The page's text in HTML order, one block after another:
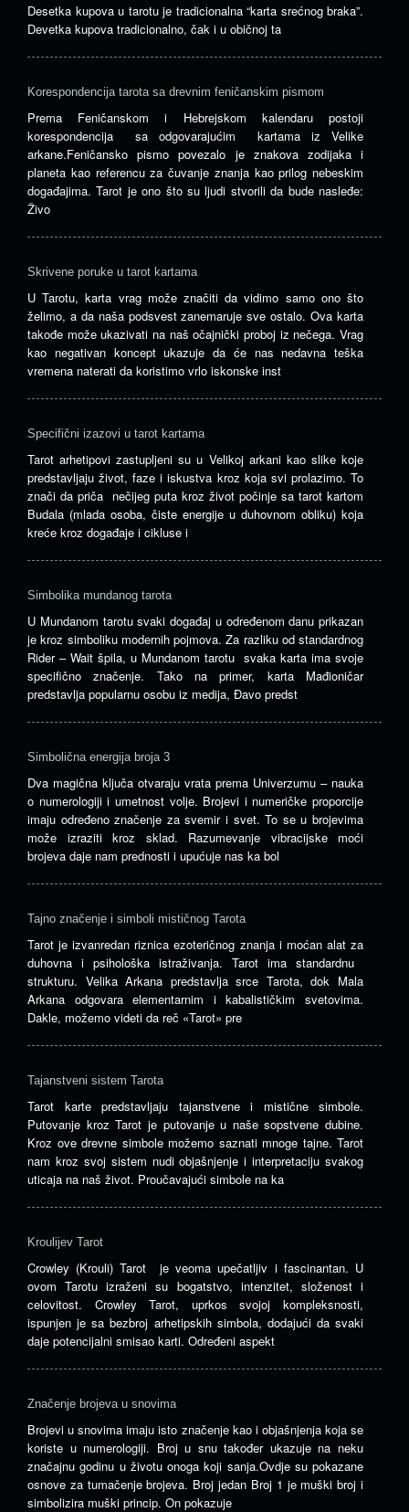
Desetka kupova u tarotu je tradicionalna “karta srećnog braka”.
Devetka kupova tradicionalno, čak i u običnoj ta
Korespondencija tarota sa drevnim feničanskim pismom
Prema Feničanskom i Hebrejskom kalendaru postoji
korespondencija sa odgovarajućim kartama iz Velike
arkane.Feničansko pismo povezalo je znakova zodijaka i
planeta kao referencu za čuvanje znanja kao prilog nebeskim
događajima. Tarot je ono što su ljudi stvorili da bude nasleđe:
Živo
Skrivene poruke u tarot kartama
U Tarotu, karta vrag može značiti da vidimo samo ono što
želimo, a da naša podsvest zanemaruje sve ostalo. Ova karta
takođe može ukazivati ​​na naš očajnički proboj iz nečega. Vrag
kao negativan koncept ukazuje ​​da će nas nedavna teška
vremena naterati da koristimo vrlo iskonske inst
Specifični izazovi u tarot kartama
Tarot arhetipovi zastupljeni su u Velikoj arkani kao slike koje
predstavljaju život, faze i iskustva kroz koja svi prolazimo. To
znači da priča nečijeg puta kroz život počinje sa tarot kartom
Budala (mlada osoba, čiste energije u duhovnom obliku) koja
kreće kroz događaje i cikluse i
Simbolika mundanog tarota
U Mundanom tarotu svaki događaj u određenom danu prikazan
je kroz simboliku modernih pojmova. Za razliku od standardnog
Rider – Wait špila, u Mundanom tarotu svaka karta ima svoje
specifično značenje. Tako na primer, karta Mađioničar
predstavlja popularnu osobu iz medija, Đavo predst
Simbolična energija broja 3
Dva magična ključa otvaraju vrata prema Univerzumu – nauka
o numerologiji i umetnost volje. Brojevi i numeričke proporcije
imaju određeno značenje za svemir i svet. To se u brojevima
može izraziti kroz sklad. Razumevanje vibracijske moći
brojeva daje nam prednosti i upućuje nas ka bol
Tajno značenje i simboli mističnog Tarota
Tarot je izvanredan riznica ezoteričnog znanja i moćan alat za
duhovna i psihološka istraživanja. Tarot ima standardnu ​​
strukturu. Velika Arkana predstavlja srce Tarota, dok Mala
Arkana odgovara elementarnim i kabalističkim svetovima.
Dakle, možemo videti da reč «Tarot» pre
Tajanstveni sistem Tarota
Tarot karte predstavljaju tajanstvene i mistične simbole.
Putovanje kroz Tarot je putovanje u naše sopstvene dubine.
Kroz ove drevne simbole možemo saznati mnoge tajne. Tarot
nam kroz svoj sistem nudi objašnjenje i interpretaciju svakog
uticaja na naš život. Proučavajući simbole na ka
Kroulijev Tarot
Crowley (Krouli) Tarot je veoma upečatljiv i fascinantan. U
ovom Tarotu izraženi su bogatstvo, intenzitet, složenost i
celovitost. Crowley Tarot, uprkos svojoj kompleksnosti,
ispunjen je sa bezbroj arhetipskih simbola, dodajući da svaki
daje potencijalni smisao karti. Određeni aspekt
Značenje brojeva u snovima
Brojevi u snovima imaju isto značenje kao i objašnjenja koja se
koriste u numerologiji. Broj u snu također ukazuje na neku
značajnu godinu u životu onoga koji sanja.Ovdje su pokazane
osnove za tumačenje brojeva. Broj jedan Broj 1 je muški broj i
simbolizira muški princip. On pokazuje